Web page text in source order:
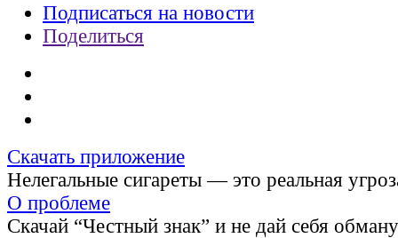
Подписаться на новости
Поделиться
Скачать приложение
Нелегальные сигареты — это реальная
О проблеме
Скачай “Честный знак” и не дай себя